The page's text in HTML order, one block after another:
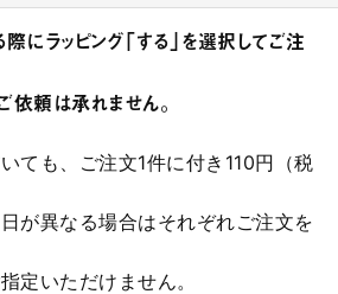
にラッピング「する」を選択してご注
依頼は承れません。
ても、ご注文1件に付き110円（税
が異なる場合はそれぞれご注文を
定いただけません。